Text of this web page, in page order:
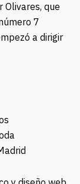
Olivares, que
7
a dirigir